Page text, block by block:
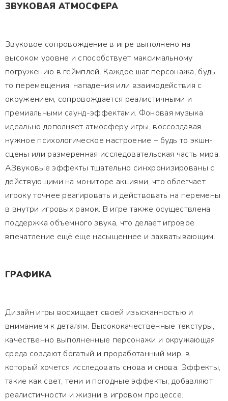
ЗВУКОВАЯ АТМОСФЕРА
Звуковое сопровождение в игре выполнено на
высоком уровне и способствует максимальному
погружению в геймплей. Каждое шаг персонажа, будь
то перемещения, нападения или взаимодействия с
окружением, сопровождается реалистичными и
премиальными саунд-эффектами. Фоновая музыка
идеально дополняет атмосферу игры, воссоздавая
нужное психологическое настроение – будь то экшн-
сцены или размеренная исследовательская часть мира.
АЗвуковые эффекты тщательно синхронизированы с
действующими на мониторе акциями, что облегчает
игроку точнее реагировать и действовать на перемены
в внутри игровых рамок. В игре также осуществлена
поддержка объемного звука, что делает игровое
впечатление ещё еще насыщеннее и захватывающим.
ГРАФИКА
Дизайн игры восхищает своей изысканностью и
вниманием к деталям. Высококачественные текстуры,
качественно выполненные персонажи и окружающая
среда создают богатый и проработанный мир, в
который хочется исследовать снова и снова. Эффекты,
такие как свет, тени и погодные эффекты, добавляют
реалистичности и жизни в игровом процессе.